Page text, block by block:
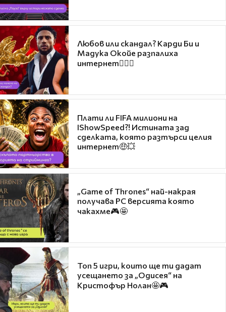
Любов или скандал? Карди Би и
Мадука Окойе разпалиха
интернет❤️‍🔥🔥
Плати ли FIFA милиони на
IShowSpeed?! Истината зад
сделката, която разтърси целия
интернет🤑💥
„Game of Thrones“ най-накрая
получава PC версията която
чакахме🎮🤩
Топ 5 игри, които ще ти дадат
усещането за „Одисея“ на
Кристофър Нолан🤩🎮